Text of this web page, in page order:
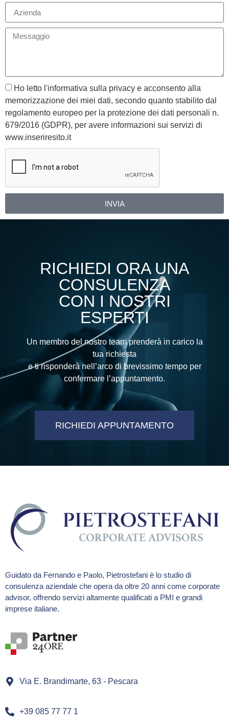
Ho letto l'informativa sulla privacy e acconsento alla
memorizzazione dei miei dati, secondo quanto stabilito dal
regolamento europeo per la protezione dei dati personali n.
679/2016 (GDPR), per avere informazioni sui servizi di
www.inseriresito.it
INVIA
Alternative:
RICHIEDI ORA UNA
CONSULENZA
CON I NOSTRI
ESPERTI
Un membro del nostro team prenderà in carico la
tua richiesta
e ti risponderà nell’arco di brevissimo tempo per
confermare l’appuntamento.
RICHIEDI APPUNTAMENTO
Guidato da Fernando e Paolo, Pietrostefani è lo studio di
consulenza aziendale che opera da oltre 20 anni come corporate
advisor, offrendo servizi altamente qualificati a PMI e grandi
imprese italiane.
Via E. Brandimarte, 63 - Pescara
+39 085 77 77 1